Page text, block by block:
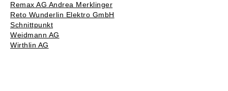
Remax AG Andrea Merklinger
Reto Wunderlin Elektro GmbH
Schnittpunkt
Weidmann AG
Wirthlin AG